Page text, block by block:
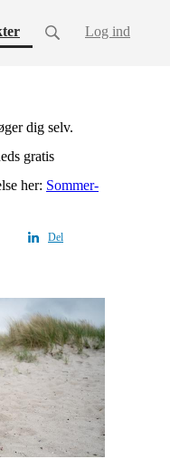
(current) Log ind
dig selv.
gratis
her: Sommer-
Del